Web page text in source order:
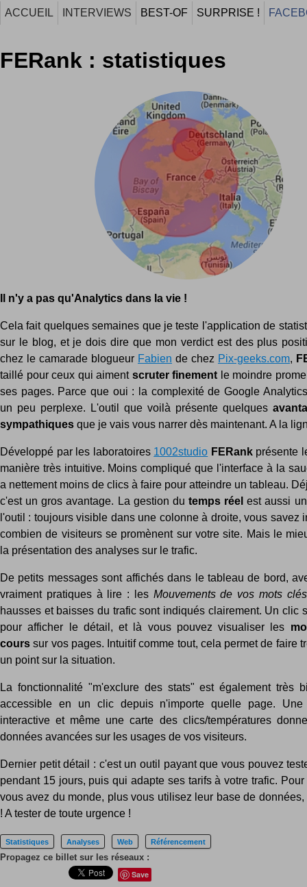
ACCUEIL INTERVIEWS BEST-OF SURPRISE !
FERank : statistiques
Il n'y a pas qu'Analytics dans la vie !
Cela fait quelques semaines que je teste l'application de
sur le blog, et je dois dire que mon verdict est des plus
chez le camarade blogueur Fabien de chez Pix-geeks.com,
taillé pour ceux qui aiment scruter finement le moindre
ses pages. Parce que oui : la complexité de Google
un peu perplexe. L'outil que voilà présente quelques
sympathiques que je vais vous narrer dès maintenant. A la
Développé par les laboratoires 1002studio FERankprésente
manière très intuitive. Moins compliqué que l'interface à la
a nettement moins de clics à faire pour atteindre un tableau.
c'est un gros avantage. La gestion du temps réel est aussi
l'outil : toujours visible dans une colonne à droite, vous savez
combien de visiteurs se promènent sur votre site. Mais le
la présentation des analyses sur le trafic.
De petits messages sont affichés dans le tableau de bord,
vraiment pratiques à lire : les Mouvements de vos mots clés
hausses et baisses du trafic sont indiqués clairement. Un clic
pour afficher le détail, et là vous pouvez visualiser les
cours sur vos pages. Intuitif comme tout, cela permet de faire
un point sur la situation.
La fonctionnalité "m'exclure des stats" est également très
accessible en un clic depuis n'importe quelle page. Une
interactive et même une carte des clics/températures
données avancées sur les usages de vos visiteurs.
Dernier petit détail : c'est un outil payant que vous pouvez
pendant 15 jours, puis qui adapte ses tarifs à votre trafic.
vous avez du monde, plus vous utilisez leur base de
! A tester de toute urgence !
Statistiques Analyses Web Référencement
Propagez ce billet sur les réseaux :
Save